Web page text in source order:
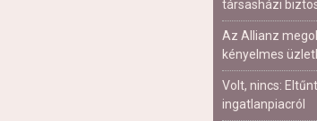
társasházi
Az Allianz
kényelmes
Volt, nincs:
ingatlanpiacról